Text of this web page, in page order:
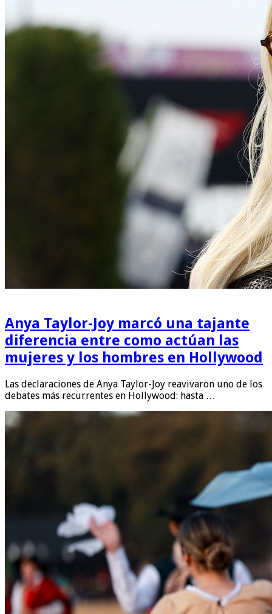
Anya Taylor-Joy marcó una tajante
diferencia entre como actúan las
mujeres y los hombres en Hollywood
Las declaraciones de Anya Taylor-Joy reavivaron uno de los
debates más recurrentes en Hollywood: hasta …